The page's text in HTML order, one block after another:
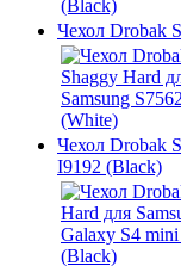
Чехол Drobak
Чехол Drobak
I9192 (Black)